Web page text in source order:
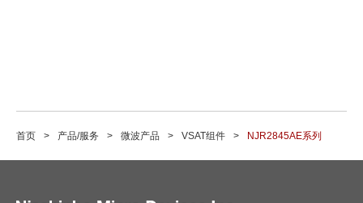
首页 产品/服务 微波产品 VSAT组件 NJR2845AE系列